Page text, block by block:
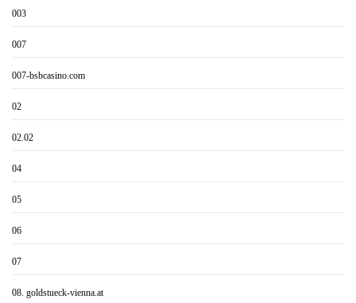
003
007
007-bsbcasino.com
02
02.02
04
05
06
07
08. goldstueck-vienna.at